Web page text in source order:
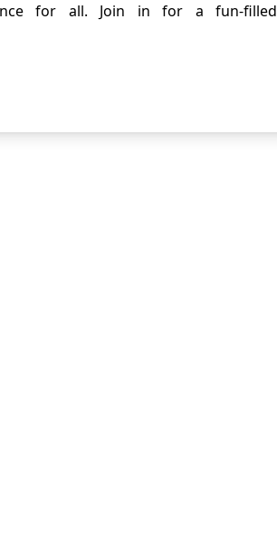
for all. Join in for a fun-filled